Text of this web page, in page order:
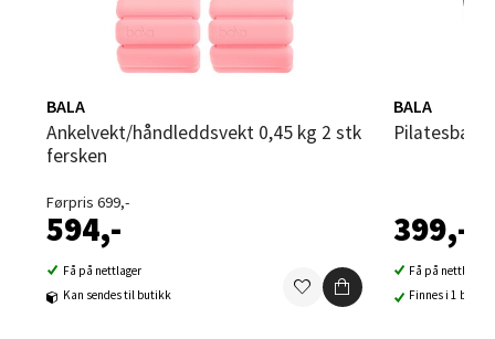
BALA
Ankelvekt/håndleddsvekt 0,45 kg 2 stk
fersken
Førpris 699,-
594,-
Få på nettlager
Kan sendes til butikk
BALA
Pilatesball
399,-
Få på nettlager
Finnes i 1 butikk
Ski - Thon Senter Ski
Ski Storsenter, Jernbanesvingen 6, 1400 Ski
0 i butikk
Velg